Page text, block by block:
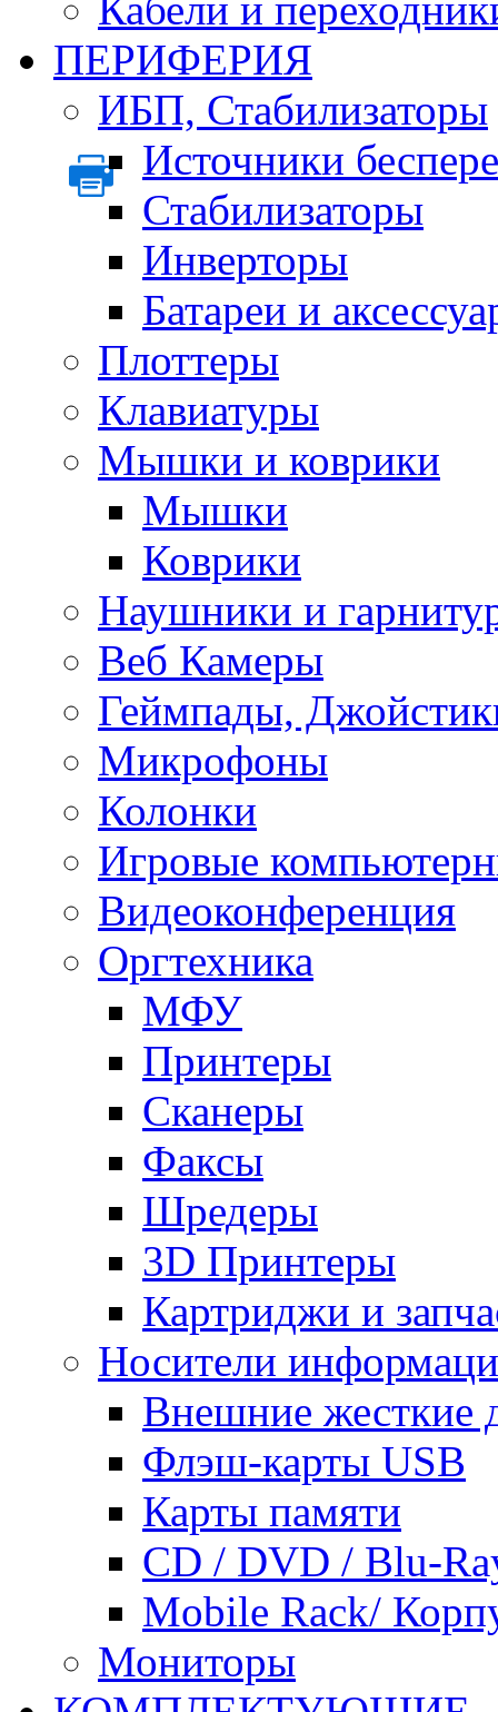
Кабели и
ПЕРИФЕРИЯ
ИБП, Стабилизаторы
Источники
Стабилизаторы
Инверторы
Батареи и
Плоттеры
Клавиатуры
Мышки и коврики
Мышки
Коврики
Наушники и
Веб Камеры
Геймпады,
Микрофоны
Колонки
Игровые
Видеоконференция
Оргтехника
МФУ
Принтеры
Сканеры
Факсы
Шредеры
3D Принтеры
Картриджи и
Носители
Внешние жесткие
Флэш-карты USB
Карты памяти
CD / DVD / Blu-
Mobile Rack/
Мониторы